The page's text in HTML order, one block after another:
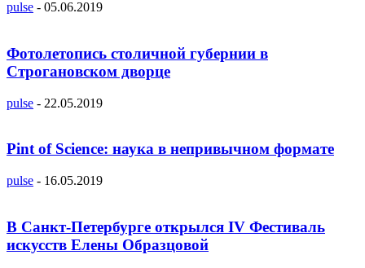
pulse - 05.06.2019
Фотолетопись столичной губернии в
Строгановском дворце
pulse - 22.05.2019
Pint of Science: наука в непривычном формате
pulse - 16.05.2019
В Санкт-Петербурге открылся IV Фестиваль
искусств Елены Образцовой